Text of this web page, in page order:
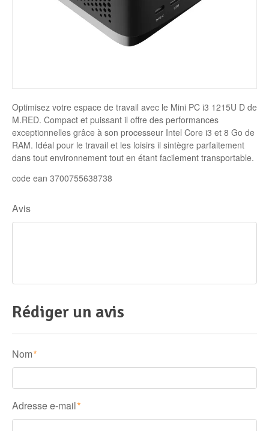
Optimisez votre espace de travail avec le Mini PC i3 1215U D de
M.RED. Compact et puissant il offre des performances
exceptionnelles grâce à son processeur Intel Core i3 et 8 Go de
RAM. Idéal pour le travail et les loisirs il sintègre parfaitement
dans tout environnement tout en étant facilement transportable.
code ean 3700755638738
Avis
Rédiger un avis
Nom *
Adresse e-mail *